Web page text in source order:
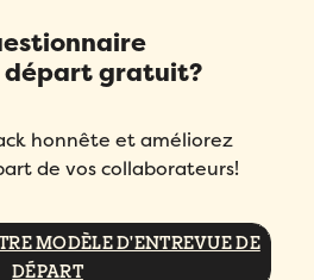
départ gratuit?
honnête et améliorez
de vos collaborateurs!
MODÈLE D'ENTREVUE DE
DÉPART